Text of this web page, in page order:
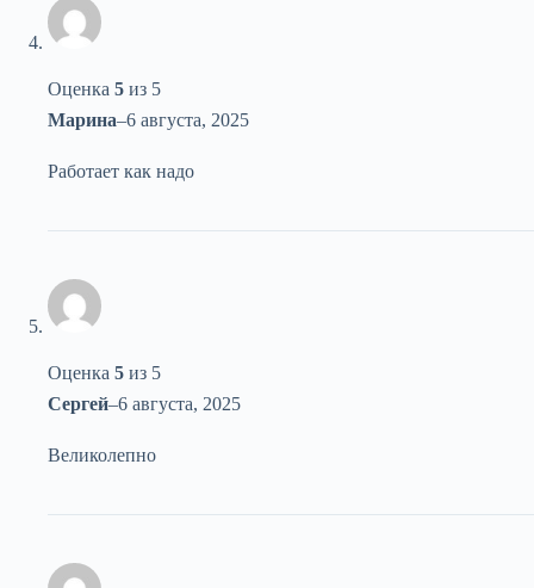
Оценка 5 из 5
Марина–6 августа, 2025
Работает как надо
Оценка 5 из 5
Сергей–6 августа, 2025
Великолепно